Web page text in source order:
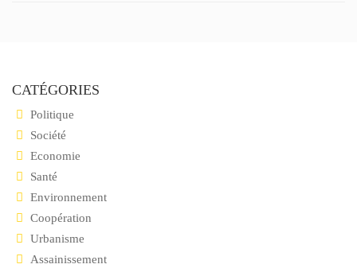
CATÉGORIES
Politique
Société
Economie
Santé
Environnement
Coopération
Urbanisme
Assainissement